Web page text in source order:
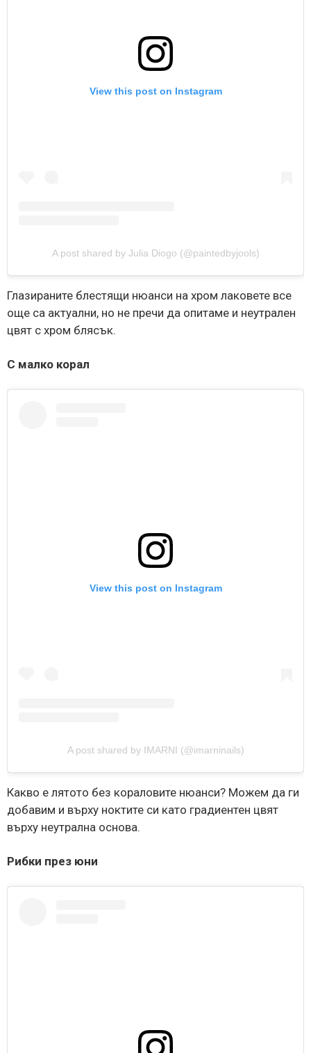
View this post on Instagram
A post shared by Julia Diogo (@paintedbyjools)
Глазираните блестящи нюанси на хром лаковете все
още са актуални, но не пречи да опитаме и неутрален
цвят с хром блясък.
С малко корал
View this post on Instagram
A post shared by IMARNI (@imarninails)
Какво е лятото без кораловите нюанси? Можем да ги
добавим и върху ноктите си като градиентен цвят
върху неутрална основа.
Рибки през юни